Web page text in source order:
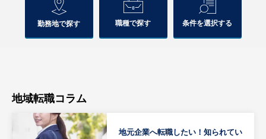
勤務地で探す 職種で探す 条件を選択する
地域転職コラム
地元企業へ転職したい！知られてい